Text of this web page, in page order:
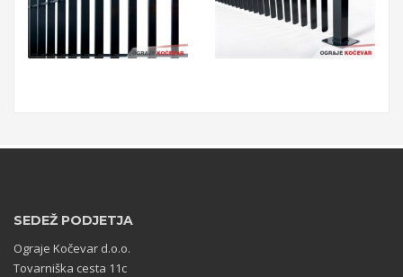
SEDEŽ PODJETJA
Ograje Kočevar d.o.o.
Tovarniška cesta 11c